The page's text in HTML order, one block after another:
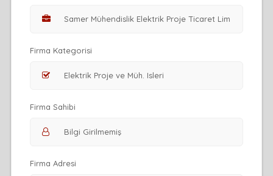
Firma Kategorisi
Firma Sahibi
Firma Adresi